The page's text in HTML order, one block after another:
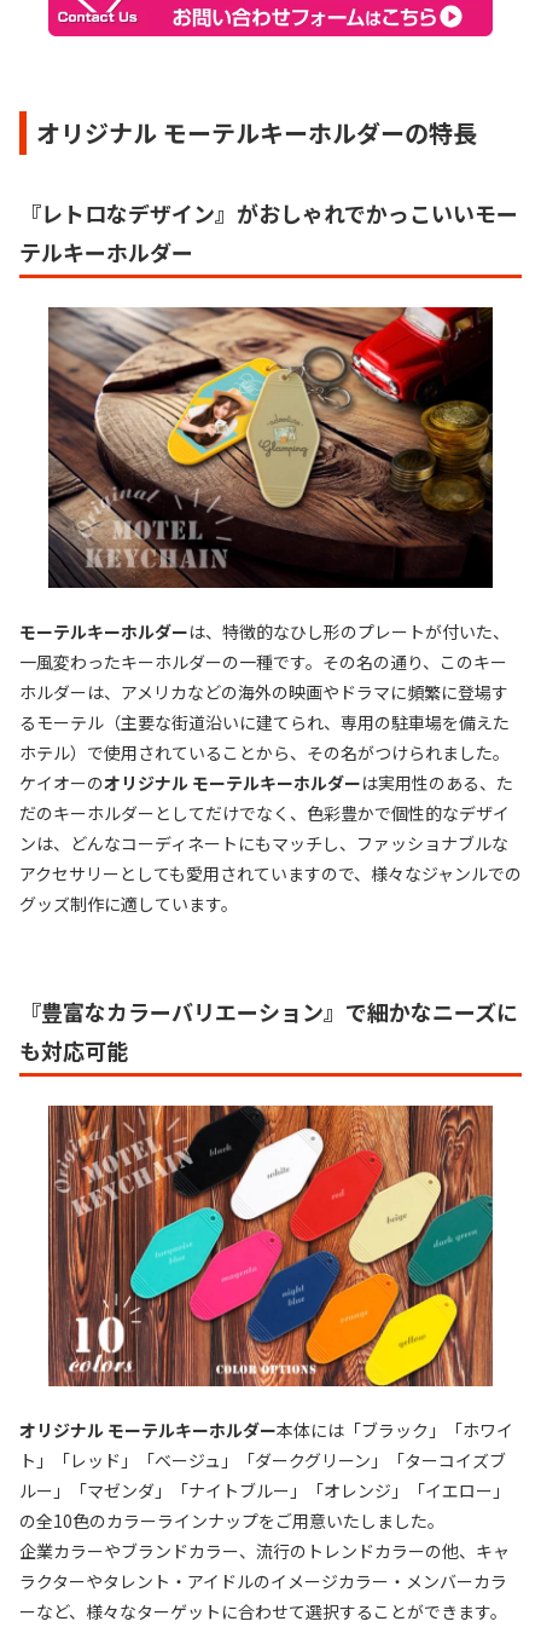
オリジナル モーテルキーホルダーの特長
『レトロなデザイン』がおしゃれでかっこいいモー
テルキーホルダー
モーテルキーホルダーは、特徴的なひし形のプレートが付いた、
一風変わったキーホルダーの一種です。その名の通り、このキー
ホルダーは、アメリカなどの海外の映画やドラマに頻繁に登場す
るモーテル（主要な街道沿いに建てられ、専用の駐車場を備えた
ホテル）で使用されていることから、その名がつけられました。
ケイオーのオリジナル モーテルキーホルダーは実用性のある、た
だのキーホルダーとしてだけでなく、色彩豊かで個性的なデザイ
ンは、どんなコーディネートにもマッチし、ファッショナブルな
アクセサリーとしても愛用されていますので、様々なジャンルでの
グッズ制作に適しています。
『豊富なカラーバリエーション』で細かなニーズに
も対応可能
オリジナル モーテルキーホルダー本体には「ブラック」「ホワイ
ト」「レッド」「ベージュ」「ダークグリーン」「ターコイズブ
ルー」「マゼンダ」「ナイトブルー」「オレンジ」「イエロー」
の全10色のカラーラインナップをご用意いたしました。
企業カラーやブランドカラー、流行のトレンドカラーの他、キャ
ラクターやタレント・アイドルのイメージカラー・メンバーカラ
ーなど、様々なターゲットに合わせて選択することができます。